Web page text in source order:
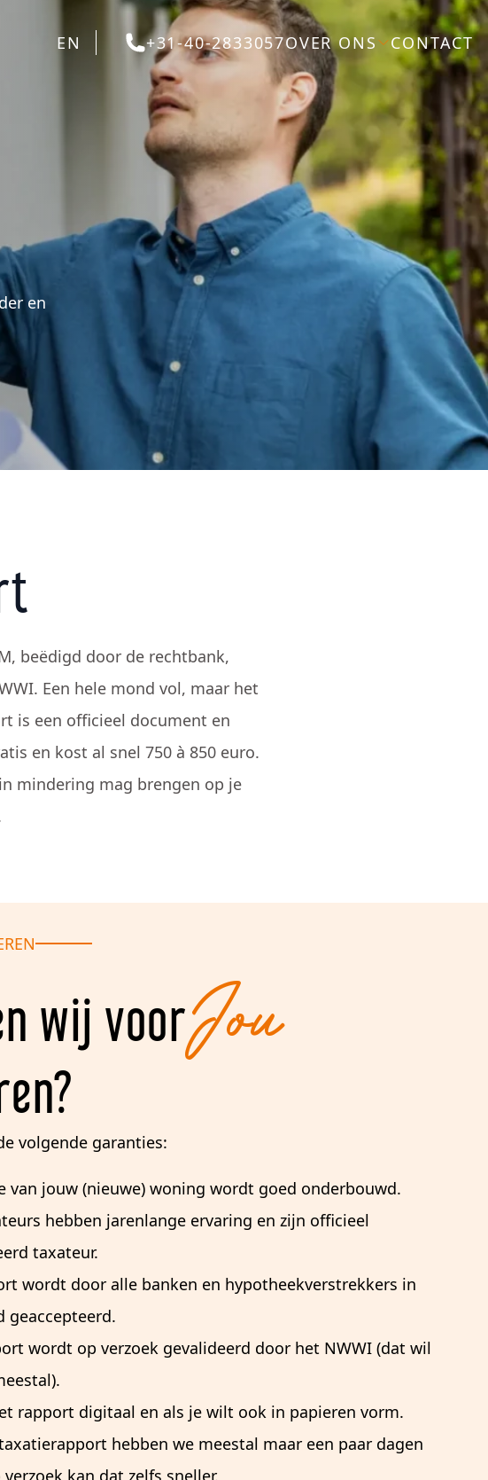
EN +31-40-2833057OVER ONS CONTACT
en
beëdigd door de rechtbank,
Een hele mond vol, maar het
is een officieel document en
en kost al snel 750 à 850 euro.
mindering mag brengen op je
wij voorJou
volgende garanties:
van jouw (nieuwe) woning wordt goed onderbouwd.
hebben jarenlange ervaring en zijn officieel
taxateur.
wordt door alle banken en hypotheekverstrekkers in
geaccepteerd.
wordt op verzoek gevalideerd door het NWWI (dat wil
rapport digitaal en als je wilt ook in papieren vorm.
hebben we meestal maar een paar dagen
kan dat zelfs sneller.